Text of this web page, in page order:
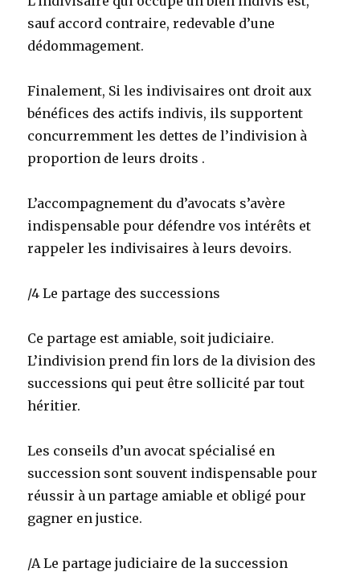
sauf accord contraire, redevable d’une
dédommagement.
Finalement, Si les indivisaires ont droit aux
bénéfices des actifs indivis, ils supportent
concurremment les dettes de l’indivision à
proportion de leurs droits .
L’accompagnement du d’avocats s’avère
indispensable pour défendre vos intérêts et
rappeler les indivisaires à leurs devoirs.
/4 Le partage des successions
Ce partage est amiable, soit judiciaire.
L’indivision prend fin lors de la division des
successions qui peut être sollicité par tout
héritier.
Les conseils d’un avocat spécialisé en
succession sont souvent indispensable pour
réussir à un partage amiable et obligé pour
gagner en justice.
/A Le partage judiciaire de la succession